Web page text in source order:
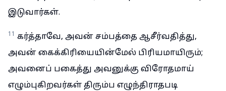
இடுவார்கள்.
11 கர்த்தாவே, அவன் சம்பத்தை ஆசீர்வதித்து,
அவன் கைக்கிரியையின்மேல் பிரியமாயிரும்;
அவனைப் பகைத்து அவனுக்கு விரோதமாய்
எழும்புகிறவர்கள் திரும்ப எழுந்திராதபடி